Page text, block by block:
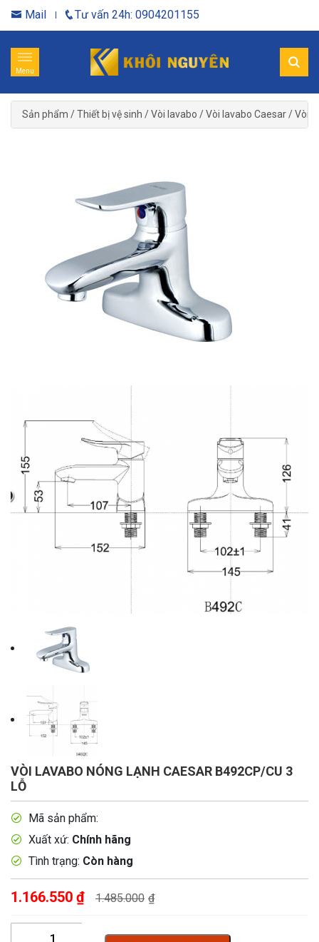
Mail Tư vấn 24h: 0904201155
Menu
Sản phẩm /Thiết bị vệ sinh /Vòi lavabo /Vòi lavabo Caesar/Vòi
VÒI LAVABO NÓNG LẠNH CAESAR B492CP/CU 3
LỖ
Mã sản phẩm:
Xuất xứ: Chính hãng
Tình trạng: Còn hàng
1.166.550 ₫ 1.485.000 ₫